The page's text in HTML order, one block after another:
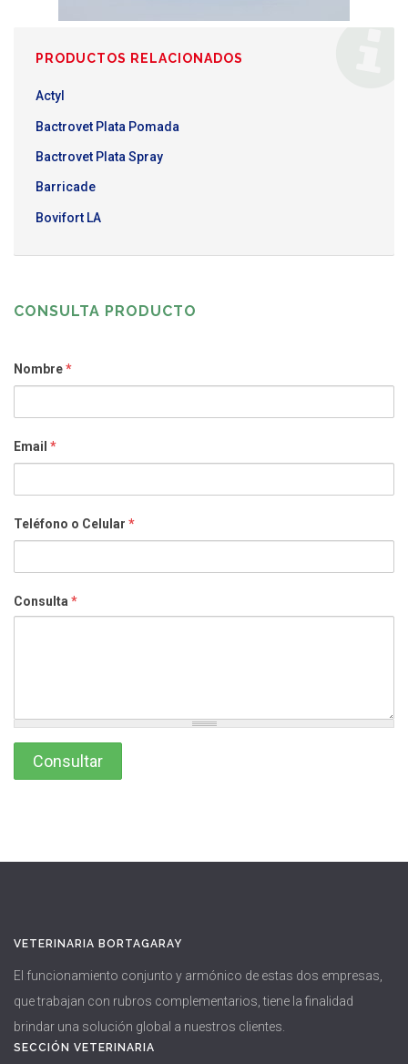
PRODUCTOS RELACIONADOS
Actyl
Bactrovet Plata Pomada
Bactrovet Plata Spray
Barricade
Bovifort LA
CONSULTA PRODUCTO
Nombre*
Email *
Teléfono o Celular *
Consulta *
VETERINARIA BORTAGARAY
El funcionamiento conjunto y armónico de estas dos empresas,
que trabajan con rubros complementarios, tiene la finalidad
brindar una solución global a nuestros clientes.
SECCIÓN VETERINARIA